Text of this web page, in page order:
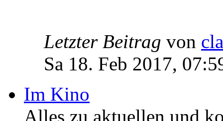
Letzter Beitrag von
Sa 18. Feb 2017,
Im Kino
Alles zu aktuellen und